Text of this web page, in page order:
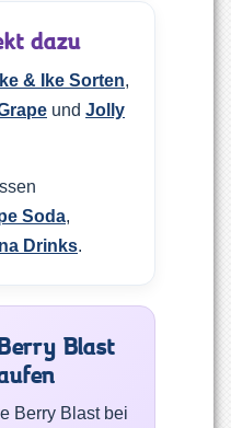
dazu
& Ike Sorten,
und Jolly
Soda,
Drinks.
Blast
Berry Blast bei